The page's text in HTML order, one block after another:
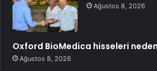
Ağustos 8, 2026
Oxford BioMedica hisseleri
Ağustos 8, 2026